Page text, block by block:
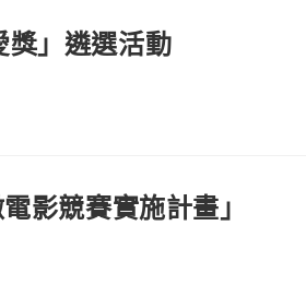
獎」遴選活動
影競賽實施計畫」